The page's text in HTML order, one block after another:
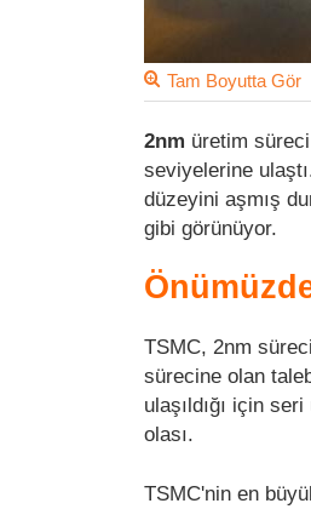
Tam Boyutta Gör
2nm üretim
seviyelerine
düzeyini aşmış
gibi görünüyor.
TSMC, 2nm
sürecine olan
ulaşıldığı için
olası.
TSMC'nin en